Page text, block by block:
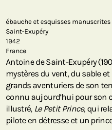
ébauche et esquisses manuscrites
Saint-Exupéry
1942
France
Antoine de Saint-Exupéry
mystères du vent, du sable et
grands aventuriers de son
connu aujourd’hui pour son
illustré, Le Petit Prince, qui
pilote en détresse et un